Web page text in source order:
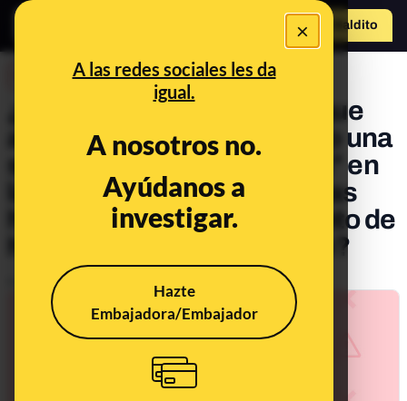
×
A las redes sociales les da
igual.
A nosotros no.
Ayúdanos a
investigar.
Hazte
Embajadora/Embajador
Hazte Maldito
¿Qué sabemos del cartel que
afirma que "nos han metido una
subida de la luz encubierta" en
la factura y que las eléctricas
han calculado un incremento de
hasta el 38% para este año?
Publicado el